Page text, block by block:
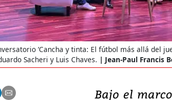
‘Cancha y tinta: El fútbol más allá del
Sacheri y Luis Chaves.
Jean-Paul Francis
Bajo el
Un
7,1 se
julio
al sur